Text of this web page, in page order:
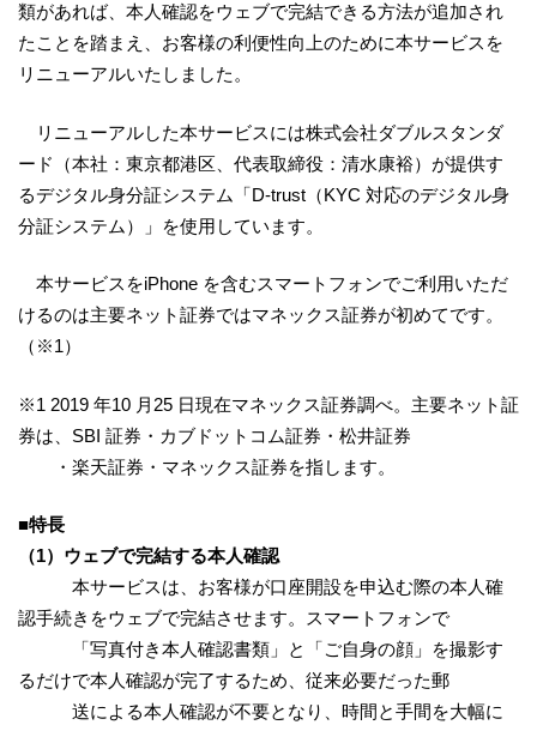
類があれば、本人確認をウェブで完結できる方法が追加され
たことを踏まえ、お客様の利便性向上のために本サービスを
リニューアルいたしました。
リニューアルした本サービスには株式会社ダブルスタンダ
ード（本社：東京都港区、代表取締役：清水康裕）が提供す
るデジタル身分証システム「D-trust（KYC 対応のデジタル身
分証システム）」を使用しています。
本サービスをiPhone を含むスマートフォンでご利用いただ
けるのは主要ネット証券ではマネックス証券が初めてです。
（※1）
※1 2019 年10 月25 日現在マネックス証券調べ。主要ネット証
券は、SBI 証券・カブドットコム証券・松井証券
・楽天証券・マネックス証券を指します。
■特長
（1）ウェブで完結する本人確認
本サービスは、お客様が口座開設を申込む際の本人確
認手続きをウェブで完結させます。スマートフォンで
「写真付き本人確認書類」と「ご自身の顔」を撮影す
るだけで本人確認が完了するため、従来必要だった郵
送による本人確認が不要となり、時間と手間を大幅に